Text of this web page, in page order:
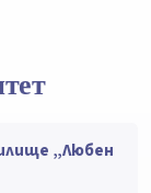
„Любен